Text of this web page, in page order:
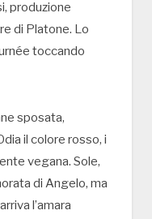
produzione
di Platone. Lo
toccando
sposata,
il colore rosso, i
vegana. Sole,
di Angelo, ma
l’amara